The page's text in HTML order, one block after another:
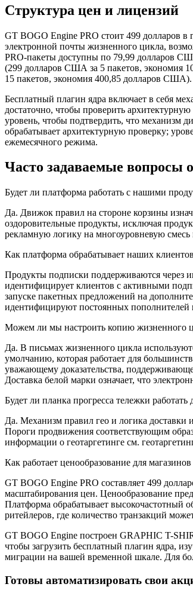
Структура цен и лицензий
GT BOGO Engine PRO стоит 499 долларов в
электронной почты жизненного цикла,
PRO-пакеты доступны по 79,99 долларов
(299 долларов США за 5 пакетов, экономия
15 пакетов, экономия 400,85 долларов США).
Бесплатный плагин ядра включает в себя
достаточно, чтобы проверить
уровень, чтобы подтвердить, что механизм
обрабатывает архитектурную проверку;
ежемесячного режима.
Часто задаваемые вопросы
Будет ли платформа работать с нашими
Да. Движок правил на стороне корзины
оздоровительные продукты, исключая
рекламную логику на многоуровневую смесь
Как платформа обрабатывает наших
Продукты подписки поддерживаются через
идентифицирует клиентов с активными
запуске пакетных предложений на
идентифицируют постоянных пополнителей
Можем ли мы настроить копию жизненного
Да. В письмах жизненного цикла
умолчанию, которая работает для
уважающему доказательства,
Доставка белой марки означает, что
Будет ли планка прогресса тележки
Да. Механизм правил гео и логика доставки
Пороги продвижения соответствующим
информации о геотаргетинге см.
Как работает ценообразование для
GT BOGO Engine PRO составляет 499
масштабирования цен. Ценообразование
Платформа обрабатывает высокочастотный
ритейлеров, где количество транзакций
GT BOGO Engine построен GRAPHIC T-
чтобы загрузить бесплатный плагин ядра,
миграции на вашей временной шкале. Для
Готовы автоматизировать свои